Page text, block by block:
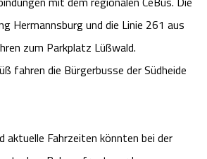
Hermannsburg und die Linie 261 aus
zum Parkplatz Lüßwald.
fahren die Bürgerbusse der Südheide
aktuelle Fahrzeiten könnten bei der